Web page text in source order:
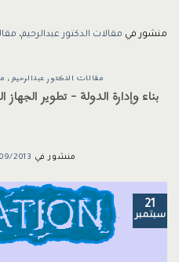
منشور في مقالات الدكتور عبدالرحيم،
مقالات الدكتور عبدالرحيم،
بناء وإدارة الدولة – تطوير
منشور في 2013
21
سبتمبر